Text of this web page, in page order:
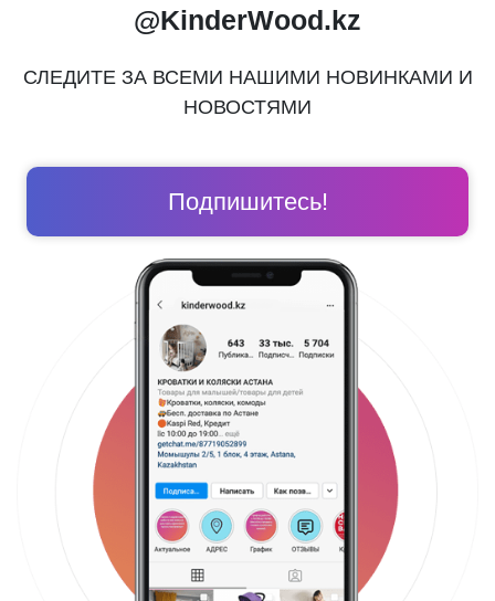
@KinderWood.kz
СЛЕДИТЕ ЗА ВСЕМИ НАШИМИ НОВИНКАМИ И
НОВОСТЯМИ
Подпишитесь!